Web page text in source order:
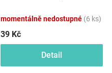
momentálně nedostupné (6 ks)
39 Kč
Detail